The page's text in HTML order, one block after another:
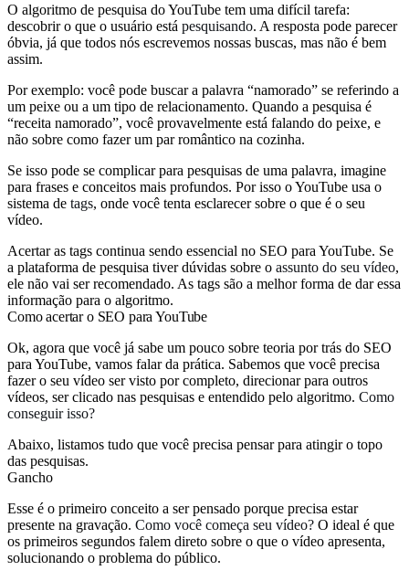
O algoritmo de pesquisa do YouTube tem uma difícil tarefa:
descobrir o que o usuário está pesquisando. A resposta pode parecer
óbvia, já que todos nós escrevemos nossas buscas, mas não é bem
assim.
Por exemplo: você pode buscar a palavra “namorado” se referindo a
um peixe ou a um tipo de relacionamento. Quando a pesquisa é
“receita namorado”, você provavelmente está falando do peixe, e
não sobre como fazer um par romântico na cozinha.
Se isso pode se complicar para pesquisas de uma palavra, imagine
para frases e conceitos mais profundos. Por isso o YouTube usa o
sistema de tags, onde você tenta esclarecer sobre o que é o seu
vídeo.
Acertar as tags continua sendo essencial no SEO para YouTube. Se
a plataforma de pesquisa tiver dúvidas sobre o assunto do seu vídeo,
ele não vai ser recomendado. As tags são a melhor forma de dar essa
informação para o algoritmo.
Como acertar o SEO para YouTube
Ok, agora que você já sabe um pouco sobre teoria por trás do SEO
para YouTube, vamos falar da prática. Sabemos que você precisa
fazer o seu vídeo ser visto por completo, direcionar para outros
vídeos, ser clicado nas pesquisas e entendido pelo algoritmo. Como
conseguir isso?
Abaixo, listamos tudo que você precisa pensar para atingir o topo
das pesquisas.
Gancho
Esse é o primeiro conceito a ser pensado porque precisa estar
presente na gravação. Como você começa seu vídeo? O ideal é que
os primeiros segundos falem direto sobre o que o vídeo apresenta,
solucionando o problema do público.